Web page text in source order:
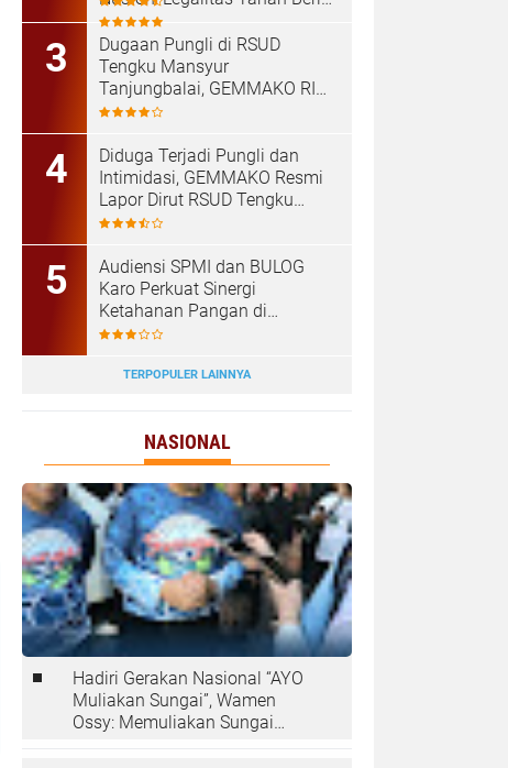
Kepastian bagi Masyarakat
Dugaan Pungli di RSUD
Tengku Mansyur
Tanjungbalai, GEMMAKO RI
Minta Penegak Hukum Usut
Diduga Terjadi Pungli dan
Intimidasi, GEMMAKO Resmi
Lapor Dirut RSUD Tengku
Mansyur ke Kejaksaan
Audiensi SPMI dan BULOG
Karo Perkuat Sinergi
Ketahanan Pangan di
Kabanjahe
TERPOPULER LAINNYA
NASIONAL
Hadiri Gerakan Nasional “AYO
Muliakan Sungai”, Wamen
Ossy: Memuliakan Sungai